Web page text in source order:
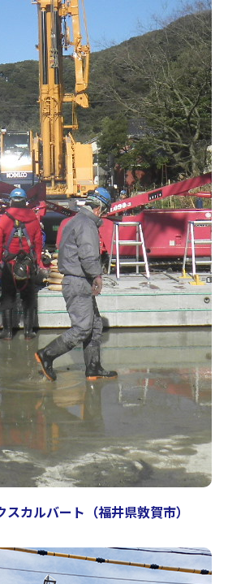
カルバート（福井県敦賀市）